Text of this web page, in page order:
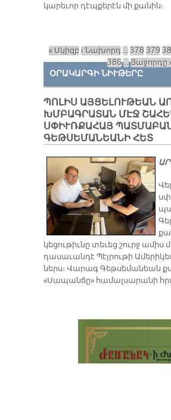
կարեւոր դէպքերէն մի քանին։
Էջեր
« Սկիզբ‹ Նախորդ … 378 379
386… Յաջորդը ›
ՕՐԱԿԱՐԳԻ ՆԻՒԹԵՐԸ
ՊՈԼԻՍ ԱՅՑԵԼՈՒԹԵԱՆ
ԽՄԲԱԳՐԱՏԱՆ ՄԷՋ
ՍՓԻՒՌՔԱՀԱՅ
ԳԵԹՍԵՄԱՆԵԱՆԻ ՀԵՏ
կեցութիւնը տեւեց շուրջ ամիս
դասաւանդէ Պէյրութի
ներս։ Վարագ Գեթսեմանեան
«Սապանճը» համալսարանի